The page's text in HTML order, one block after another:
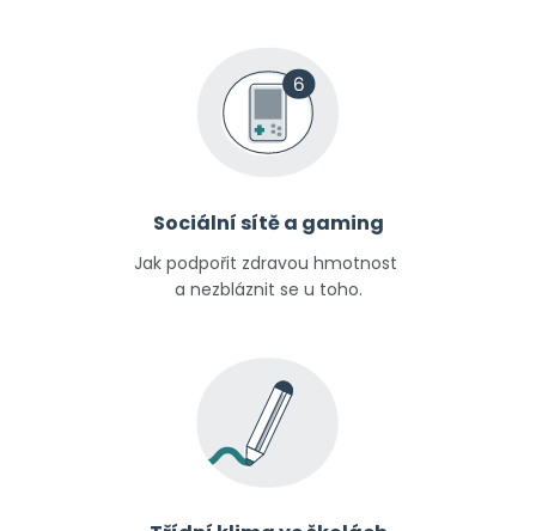
Sociální sítě a gaming
Jak podpořit zdravou hmotnost
a nezbláznit se u toho.